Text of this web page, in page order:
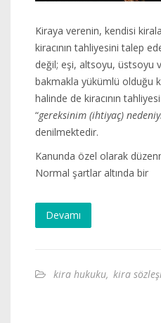
Kiraya verenin, kendisi
kiracının tahliyesini talep
değil; eşi, altsoyu, üstsoyu
bakmakla yükümlü olduğu
halinde de kiracının
“gereksinim (ihtiyaç)
denilmektedir.
Kanunda özel olarak
Normal şartlar altında bir
Devamı
kira hukuku, kira